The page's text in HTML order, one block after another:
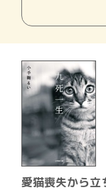
愛猫喪失から立